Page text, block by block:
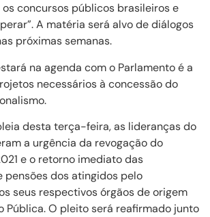
concursos públicos brasileiros e
A matéria será alvo de diálogos
próximas semanas.
na agenda com o Parlamento é a
necessários à concessão do
desta terça-feira, as lideranças do
a urgência da revogação do
e o retorno imediato das
pensões dos atingidos pelo
seus respectivos órgãos de origem
Pública. O pleito será reafirmado junto